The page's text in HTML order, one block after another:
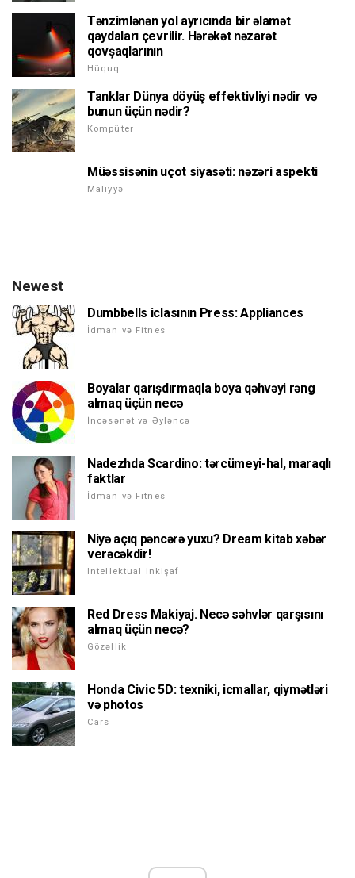
Tənzimlənən yol ayrıcında bir əlamət
qaydaları çevrilir. Hərəkət nəzarət
qovşaqlarının
Hüquq
Tanklar Dünya döyüş effektivliyi nədir və
bunun üçün nədir?
Kompüter
Müəssisənin uçot siyasəti: nəzəri aspekti
Maliyyə
Newest
Dumbbells iclasının Press: Appliances
İdman və Fitnes
Boyalar qarışdırmaqla boya qəhvəyi rəng
almaq üçün necə
İncəsənət və Əyləncə
Nadezhda Scardino: tərcümeyi-hal, maraqlı
faktlar
İdman və Fitnes
Niyə açıq pəncərə yuxu? Dream kitab xəbər
verəcəkdir!
Intellektual inkişaf
Red Dress Makiyaj. Necə səhvlər qarşısını
almaq üçün necə?
Gözəllik
Honda Civic 5D: texniki, icmallar, qiymətləri
və photos
Cars